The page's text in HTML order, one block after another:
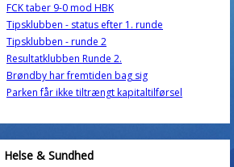
FCK taber 9-0 mod HBK
Tipsklubben - status efter 1. runde
Tipsklubben - runde 2
Resultatklubben Runde 2.
Brøndby har fremtiden bag sig
Parken får ikke tiltrængt kapitaltilførsel
Helse & Sundhed